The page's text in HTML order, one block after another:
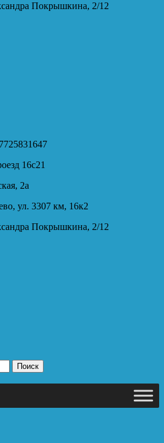
Покрышкина, 2/12
16с21
2а
ул. 3307 км, 16к2
Покрышкина, 2/12